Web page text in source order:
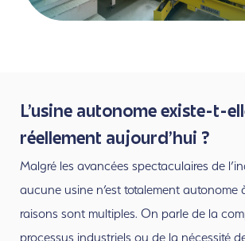
L’usine autonome existe-t-
réellement aujourd’hui ?
Malgré les avancées spectaculaires de
aucune usine n’est totalement autonome
raisons sont multiples. On parle de la
processus industriels ou de la nécessité